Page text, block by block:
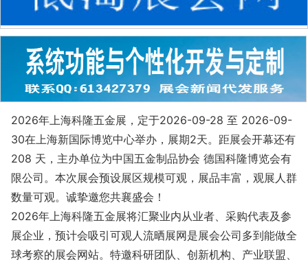
2026年上海科隆五金展，定于2026-09-28 至 2026-09-
30在上海新国际博览中心举办，展期2天。距展会开幕还有
208 天，主办单位为中国五金制品协会 德国科隆博览会有
限公司。本次展会预设展区规模可观，展品丰富，观展人群
数量可观。诚挚邀您共襄盛会！
2026年上海科隆五金展将汇聚业内从业者、采购代表及参
展企业，预计会吸引可观人流晒展网是展会公司多到能做全
球考察的展会网站。特邀科研团队、创新机构、产业联盟、